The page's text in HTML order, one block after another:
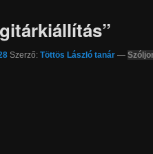
Szerző: Töttös László tanár —